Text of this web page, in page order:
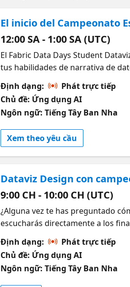
El inicio del Campeonato
12:00 SA - 1:00 SA (UTC)
El Fabric Data Days Student
tus habilidades de narrativa de
curso intensivo sobre las mejores
Định dạng:
Phát trực tiếp
Chủ đề: Ứng dụng AI
Ngôn ngữ: Tiếng Tây Ban Nha
Xem theo yêu cầu
Dataviz Design con
9:00 CH - 10:00 CH (UTC)
¿Alguna vez te has preguntado
escucharás directamente a los
trabajo. Prepárate para aprender
creatividad de algunos de los
Định dạng:
Phát trực tiếp
Chủ đề: Ứng dụng AI
Ngôn ngữ: Tiếng Tây Ban Nha